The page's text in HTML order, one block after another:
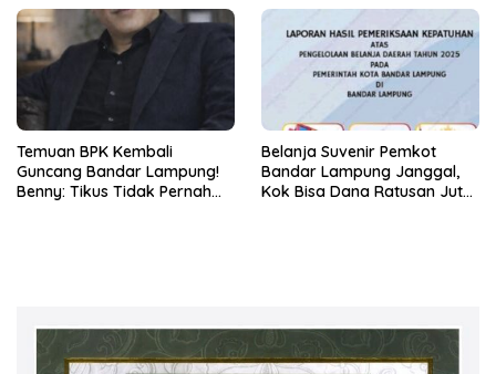
Temuan BPK Kembali
Guncang Bandar Lampung!
Benny: Tikus Tidak Pernah
Belanja Suvenir Pemkot
Bandar Lampung Janggal,
Kok Bisa Dana Ratusan Juta